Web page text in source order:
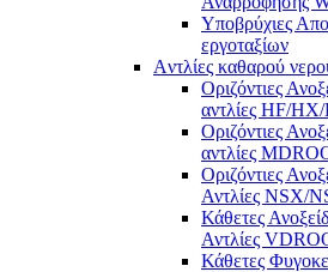
Υποβρύχιες
εργοταξίων
Aντλίες καθαρού
Οριζόντιες
αντλίες ΗF/
Οριζόντιες
αντλίες
Οριζόντιες
Αντλίες ΝSX/
Κάθετες
Αντλίες
Κάθετες